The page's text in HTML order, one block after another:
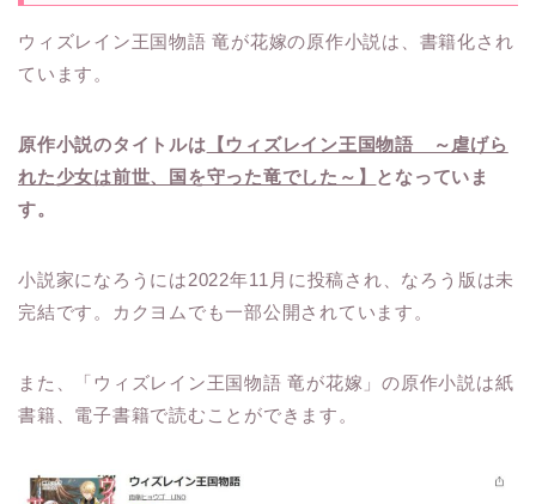
ウィズレイン王国物語 竜が花嫁の原作小説は、書籍化され
ています。
原作小説のタイトルは 【ウィズレイン王国物語 ～虐げら
れた少女は前世、国を守った竜でした～】 となっていま
す。
小説家になろうには2022年11月に投稿され、なろう版は未
完結です。カクヨムでも一部公開されています。
また、「ウィズレイン王国物語 竜が花嫁」の原作小説は紙
書籍、電子書籍で読むことができます。